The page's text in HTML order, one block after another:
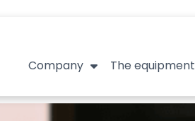
Company The equipment